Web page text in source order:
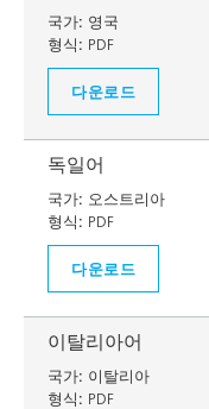
국가: 영국
형식: PDF
다운로드
독일어
국가: 오스트리아
형식: PDF
다운로드
이탈리아어
국가: 이탈리아
형식: PDF